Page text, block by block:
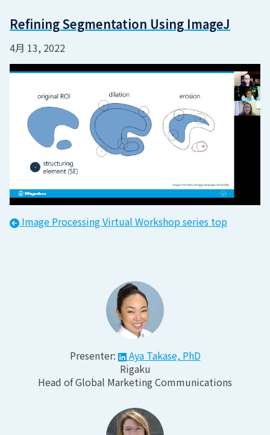
Refining Segmentation Using ImageJ
4月 13, 2022
Image Processing Virtual Workshopseries top
Presenter:
Aya Takase, PhD
Rigaku
Head of Global Marketing Communications